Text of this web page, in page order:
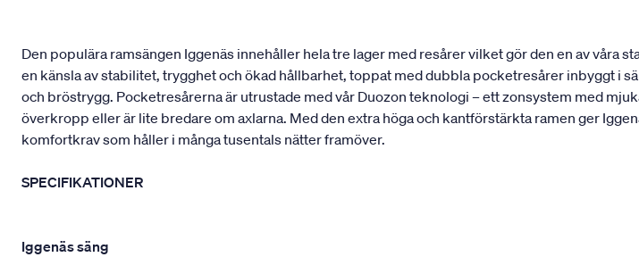
Den populära ramsängen Iggenäs innehåller hela tre lager med resårer vilket gör den en av våra
en känsla av stabilitet, trygghet och ökad hållbarhet, toppat med dubbla pocketresårer inbyggt i
och bröstrygg. Pocketresårerna är utrustade med vår Duozon teknologi – ett zonsystem med
överkropp eller är lite bredare om axlarna. Med den extra höga och kantförstärkta ramen ger
komfortkrav som håller i många tusentals nätter framöver.
SPECIFIKATIONER
Iggenäs säng